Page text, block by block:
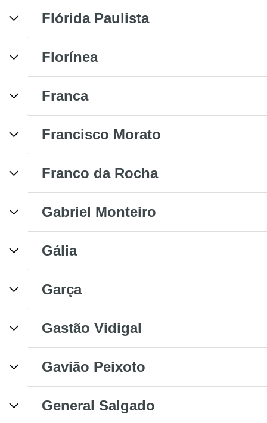
Flórida Paulista
Florínea
Franca
Francisco Morato
Franco da Rocha
Gabriel Monteiro
Gália
Garça
Gastão Vidigal
Gavião Peixoto
General Salgado